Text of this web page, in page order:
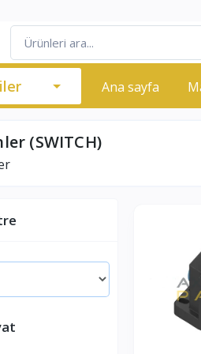
Ana sayfa
(SWITCH)